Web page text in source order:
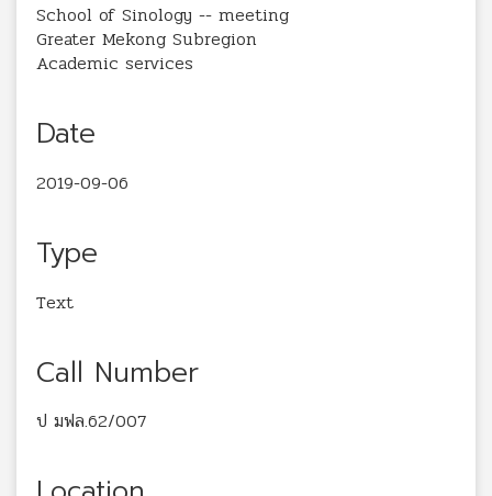
School of Sinology -- meeting
Greater Mekong Subregion
Academic services
Date
2019-09-06
Type
Text
Call Number
ป มฟล.62/007